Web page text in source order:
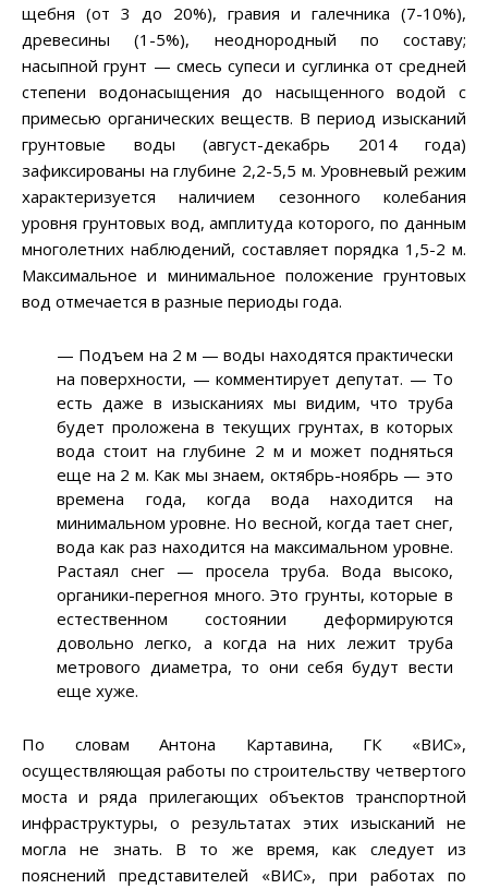
щебня (от 3 до 20%), гравия и галечника (7-10%),
древесины (1-5%), неоднородный по составу;
насыпной грунт — смесь супеси и суглинка от средней
степени водонасыщения до насыщенного водой с
примесью органических веществ. В период изысканий
грунтовые воды (август-декабрь 2014 года)
зафиксированы на глубине 2,2-5,5 м. Уровневый режим
характеризуется наличием сезонного колебания
уровня грунтовых вод, амплитуда которого, по данным
многолетних наблюдений, составляет порядка 1,5-2 м.
Максимальное и минимальное положение грунтовых
вод отмечается в разные периоды года.
— Подъем на 2 м — воды находятся практически
на поверхности, — комментирует депутат. — То
есть даже в изысканиях мы видим, что труба
будет проложена в текущих грунтах, в которых
вода стоит на глубине 2 м и может подняться
еще на 2 м. Как мы знаем, октябрь-ноябрь — это
времена года, когда вода находится на
минимальном уровне. Но весной, когда тает снег,
вода как раз находится на максимальном уровне.
Растаял снег — просела труба. Вода высоко,
органики-перегноя много. Это грунты, которые в
естественном состоянии деформируются
довольно легко, а когда на них лежит труба
метрового диаметра, то они себя будут вести
еще хуже.
По словам Антона Картавина, ГК «ВИС»,
осуществляющая работы по строительству четвертого
моста и ряда прилегающих объектов транспортной
инфраструктуры, о результатах этих изысканий не
могла не знать. В то же время, как следует из
пояснений представителей «ВИС», при работах по